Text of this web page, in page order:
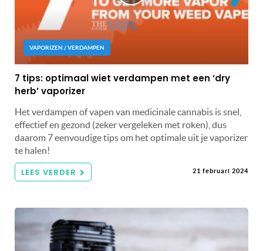
VAPORIZEN / VERDAMPEN
7 tips: optimaal wiet verdampen met een ‘dry
herb’ vaporizer
Het verdampen of vapen van medicinale cannabis is snel,
effectief en gezond (zeker vergeleken met roken), dus
daarom 7 eenvoudige tips om het optimale uit je vaporizer
te halen!
LEES VERDER 21 februari 2024